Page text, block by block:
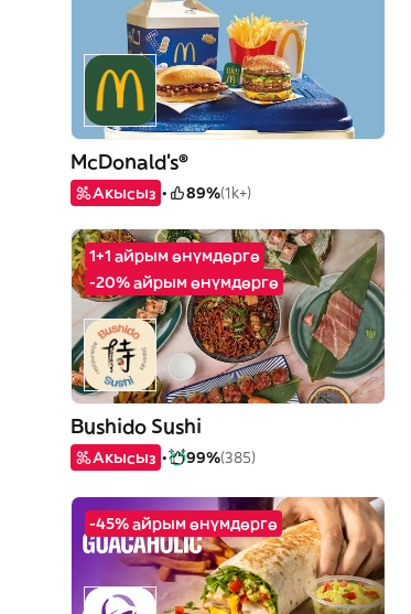
McDonald's®
Акысыз 89%(1k+)
1+1 айрым өнүмдөргө
-20% айрым өнүмдөргө
Bushido Sushi
Акысыз 99%(385)
-45% айрым өнүмдөргө